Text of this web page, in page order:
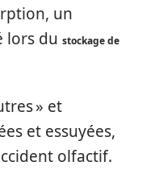
un
lors du stockage de
» et
et essuyées,
olfactif.